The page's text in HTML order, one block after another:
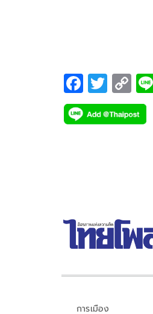
นี้
F
ac
e
T
wi
tt
C
o
p
การเมือง